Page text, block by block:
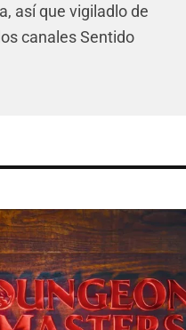
así que vigiladlo de
canales Sentido